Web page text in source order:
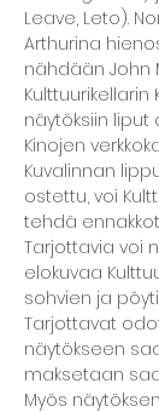
Leave, Leto).
Arthurina
nähdään John
Kulttuurikellarin
näytöksiin liput
Kinojen
Kuvalinnan
ostettu, voi
tehdä
Tarjottavia voi
elokuvaa
sohvien ja
Tarjottavat
näytökseen
maksetaan
Myös